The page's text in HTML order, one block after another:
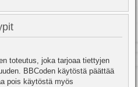
toteutus, joka tarjoaa tiettyjen
BBCoden käytöstä päättää
pois käytöstä myös